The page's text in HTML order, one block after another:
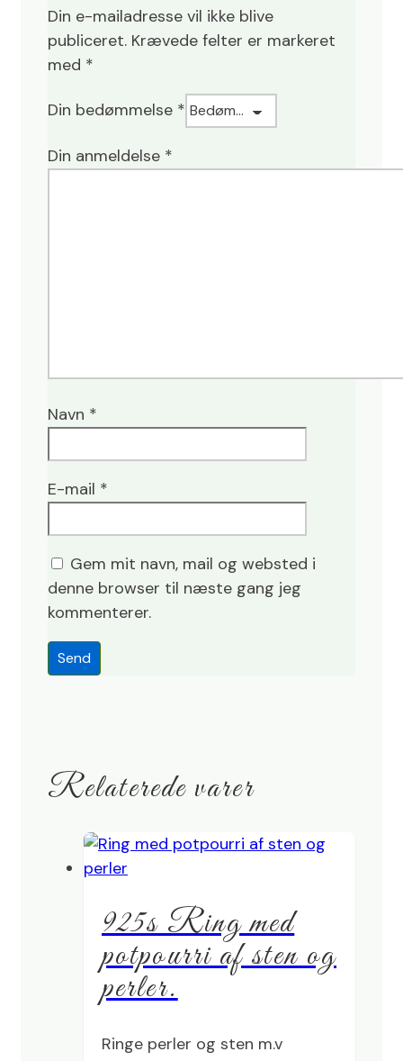
Din e-mailadresse vil ikke blive
publiceret. Krævede felter er markeret
med *
Din bedømmelse *
Din anmeldelse *
Navn *
E-mail *
Gem mit navn, mail og websted i
denne browser til næste gang jeg
kommenterer.
Relaterede varer
925s Ring med
potpourri af sten og
perler.
Ringe perler og sten m.v